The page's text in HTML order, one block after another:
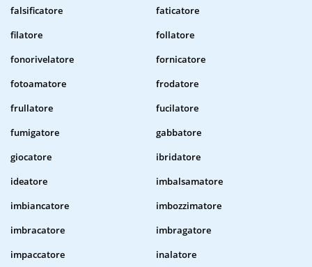
falsificatore
faticatore
filatore
follatore
fonorivelatore
fornicatore
fotoamatore
frodatore
frullatore
fucilatore
fumigatore
gabbatore
giocatore
ibridatore
ideatore
imbalsamatore
imbiancatore
imbozzimatore
imbracatore
imbragatore
impaccatore
inalatore